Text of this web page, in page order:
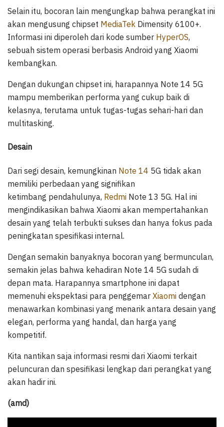
Selain itu, bocoran lain mengungkap bahwa perangkat ini
akan mengusung chipset MediaTek Dimensity 6100+.
Informasi ini diperoleh dari kode sumber HyperOS,
sebuah sistem operasi berbasis Android yang Xiaomi
kembangkan.
Dengan dukungan chipset ini, harapannya Note 14 5G
mampu memberikan performa yang cukup baik di
kelasnya, terutama untuk tugas-tugas sehari-hari dan
multitasking.
Desain
Dari segi desain, kemungkinan Note 14 5G tidak akan
memiliki perbedaan yang signifikan
ketimbang pendahulunya, Redmi Note 13 5G. Hal ini
mengindikasikan bahwa Xiaomi akan mempertahankan
desain yang telah terbukti sukses dan hanya fokus pada
peningkatan spesifikasi internal.
Dengan semakin banyaknya bocoran yang bermunculan,
semakin jelas bahwa kehadiran Note 14 5G sudah di
depan mata. Harapannya smartphone ini dapat
memenuhi ekspektasi para penggemar Xiaomi dengan
menawarkan kombinasi yang menarik antara desain yang
elegan, performa yang handal, dan harga yang
kompetitif.
Kita nantikan saja informasi resmi dari Xiaomi terkait
peluncuran dan spesifikasi lengkap dari perangkat yang
akan hadir ini.
(amd)